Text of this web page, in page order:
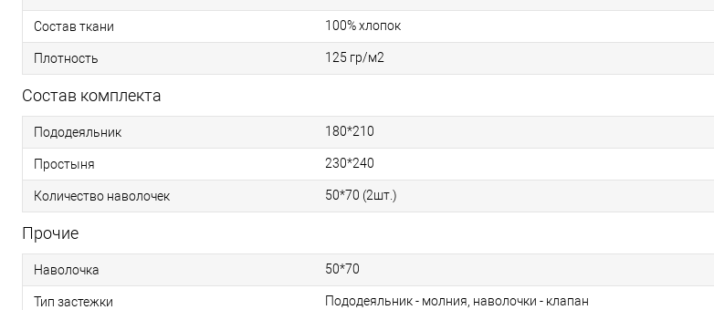
Состав ткани 100% хлопок
Плотность 125 гр/м2
Состав комплекта
Пододеяльник 180*210
Простыня 230*240
Количество наволочек 50*70 (2шт.)
Прочие
Наволочка 50*70
Тип застежки Пододеяльник - молния, наволочки - клапан